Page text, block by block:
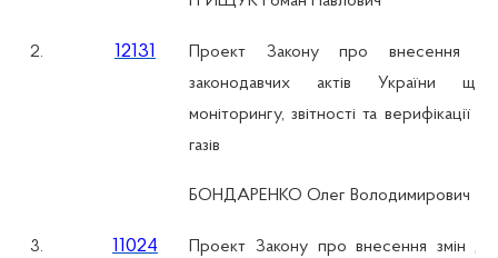
2. 12131
Проект Закону про внесення
законодавчих актів України
моніторингу, звітності та верифікації
газів
БОНДАРЕНКО Олег Володимирович
3. 11024
Проект Закону про внесення змін до